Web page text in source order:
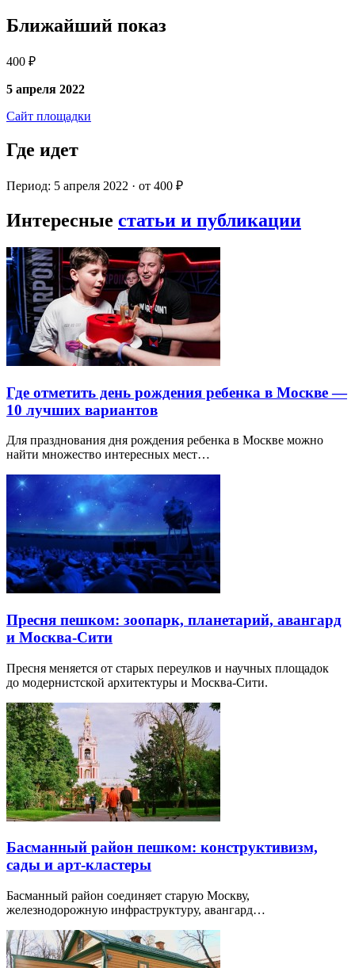
Ближайший показ
400 ₽
5 апреля 2022
Сайт площадки
Где идет
Период: 5 апреля 2022 · от 400 ₽
Интересные статьи и публикации
Где отметить день рождения ребенка в Москве —
10 лучших вариантов
Для празднования дня рождения ребенка в Москве можно
найти множество интересных мест…
Пресня пешком: зоопарк, планетарий, авангард
и Москва-Сити
Пресня меняется от старых переулков и научных площадок
до модернистской архитектуры и Москва-Сити.
Басманный район пешком: конструктивизм,
сады и арт-кластеры
Басманный район соединяет старую Москву,
железнодорожную инфраструктуру, авангард…